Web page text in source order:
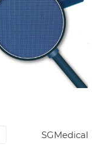
SGMedical